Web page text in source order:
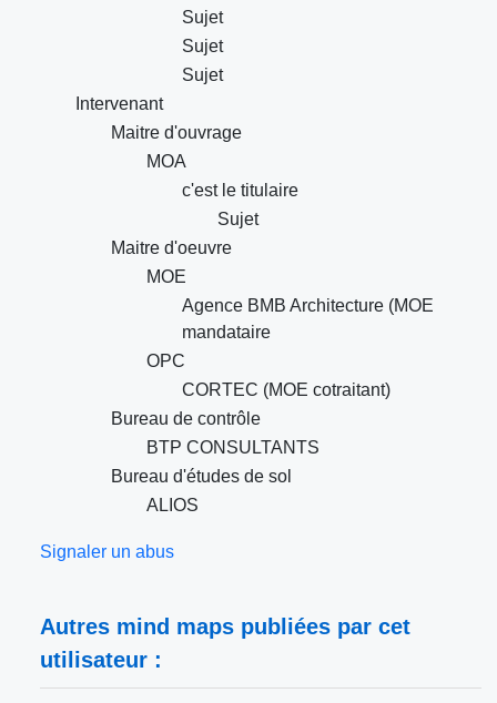
Sujet
Sujet
Sujet
Intervenant
Maitre d'ouvrage
MOA
c'est le titulaire
Sujet
Maitre d'oeuvre
MOE
Agence BMB Architecture (MOE
mandataire
OPC
CORTEC (MOE cotraitant)
Bureau de contrôle
BTP CONSULTANTS
Bureau d'études de sol
ALIOS
Signaler un abus
Autres mind maps publiées par cet
utilisateur :